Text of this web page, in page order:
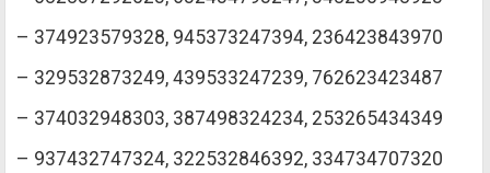
– 374923579328, 945373247394, 236423843970
– 329532873249, 439533247239, 762623423487
– 374032948303, 387498324234, 253265434349
– 937432747324, 322532846392, 334734707320